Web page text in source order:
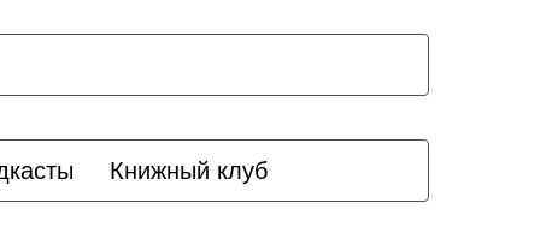
Книжный клуб